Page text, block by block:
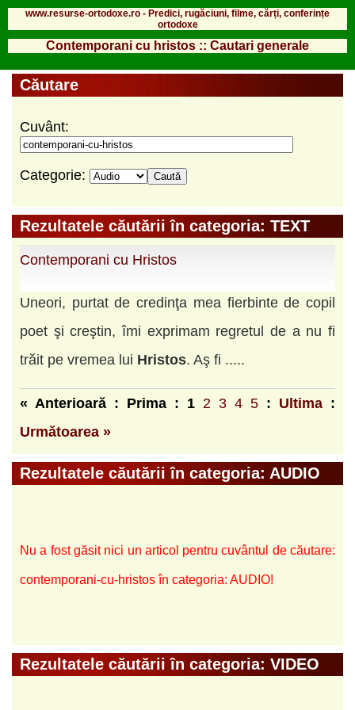
www.resurse-ortodoxe.ro - Predici, rugăciuni, filme, cărți, conferințe
ortodoxe
Contemporani cu hristos :: Cautari generale
Căutare
Cuvânt:
Categorie:
Rezultatele căutării în categoria: TEXT
Contemporani cu Hristos
Uneori, purtat de credinţa mea fierbinte de copil
poet şi creştin, îmi exprimam regretul de a nu fi
trăit pe vremea lui Hristos. Aş fi .....
« Anterioară : Prima : 1 2 3 4 5 : Ultima :
Următoarea »
Rezultatele căutării în categoria: AUDIO
Nu a fost găsit nici un articol pentru cuvântul de căutare:
contemporani-cu-hristos în categoria: AUDIO!
Rezultatele căutării în categoria: VIDEO